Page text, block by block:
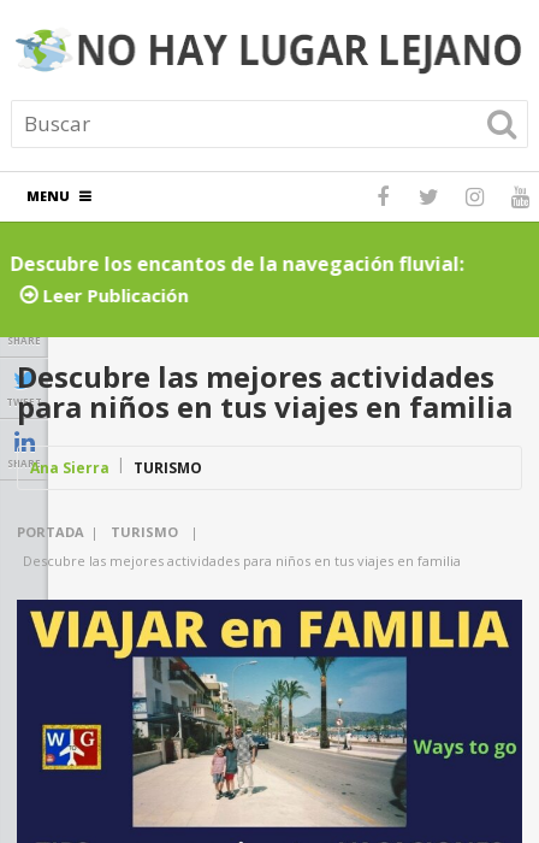
MENU
Descubre los encantos de la navegación fluvial:
cruceros por ríos inolvidables
Leer Publicación
SHARE
TWEET
SHARE
Descubre las mejores actividades
para niños en tus viajes en familia
Ana Sierra TURISMO
PORTADA | TURISMO
|
Descubre las mejores actividades para niños en tus viajes en familia